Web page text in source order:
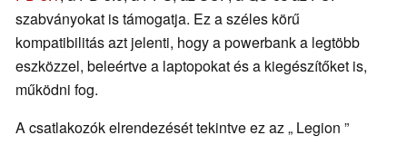
szabványokat is támogatja. Ez a széles körű
kompatibilitás azt jelenti, hogy a powerbank a legtöbb
eszközzel, beleértve a laptopokat és a kiegészítőket is,
működni fog.
A csatlakozók elrendezését tekintve ez az „ Legion ”